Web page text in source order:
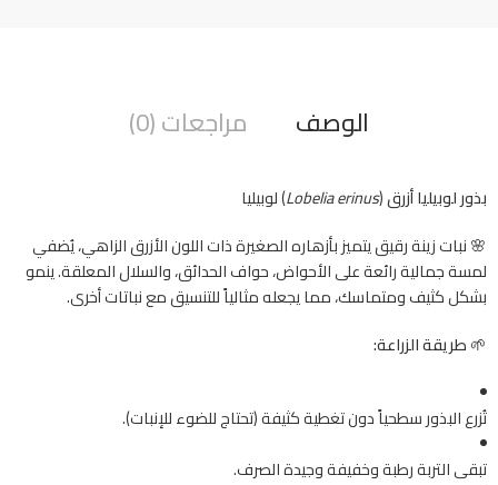
الوصف مراجعات (0)
بذور لوبيليا أزرق(
Lobelia erinus) لوبيليا
🌸 نبات زينة رقيق يتميز بأزهاره الصغيرة ذات اللون الأزرق الزاهي، يُضفي
لمسة جمالية رائعة على الأحواض، حواف الحدائق، والسلال المعلقة. ينمو
بشكل كثيف ومتماسك، مما يجعله مثالياً للتنسيق مع نباتات أخرى.
🌱طريقة الزراعة:
تُزرع البذور سطحياً دون تغطية كثيفة (تحتاج للضوء للإنبات).
تبقى التربة رطبة وخفيفة وجيدة الصرف.